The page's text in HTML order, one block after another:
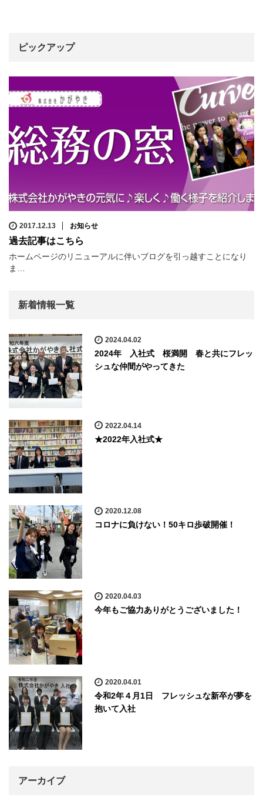
ピックアップ
2017.12.13 お知らせ
過去記事はこちら
ホームページのリニューアルに伴いブログを引っ越すことになり
ま…
新着情報一覧
2024.04.02
2024年 入社式 桜満開 春と共にフレッ
シュな仲間がやってきた
2022.04.14
★2022年入社式★
2020.12.08
コロナに負けない！50キロ歩破開催！
2020.04.03
今年もご協力ありがとうございました！
2020.04.01
令和2年４月1日 フレッシュな新卒が夢を
抱いて入社
アーカイブ